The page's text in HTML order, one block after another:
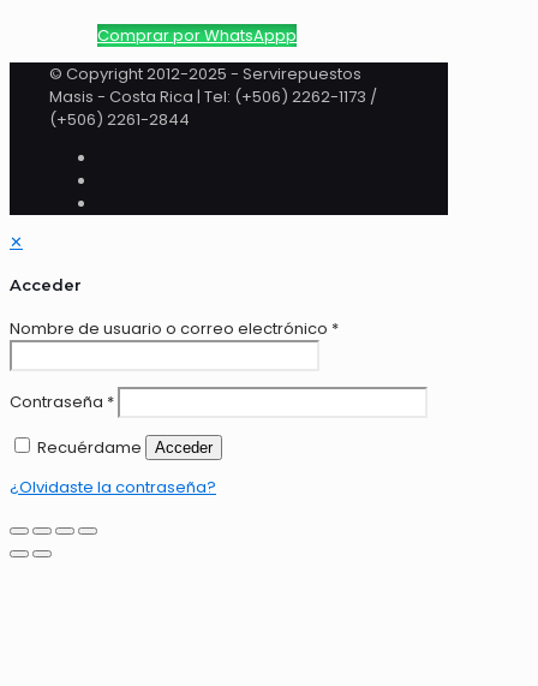
Comprar por WhatsAppp
© Copyright 2012-2025 - Servirepuestos
Masis - Costa Rica | Tel: (+506) 2262-1173 /
(+506) 2261-2844
✕
Acceder
Nombre de usuario o correo electrónico *
Contraseña *
Recuérdame
Acceder
¿Olvidaste la contraseña?